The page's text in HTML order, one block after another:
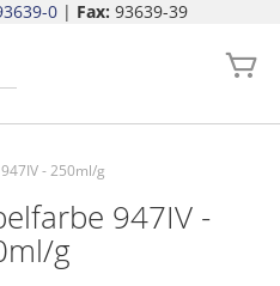
0| Fax: 93639-39
springen
- 250ml/g
947IV -
g